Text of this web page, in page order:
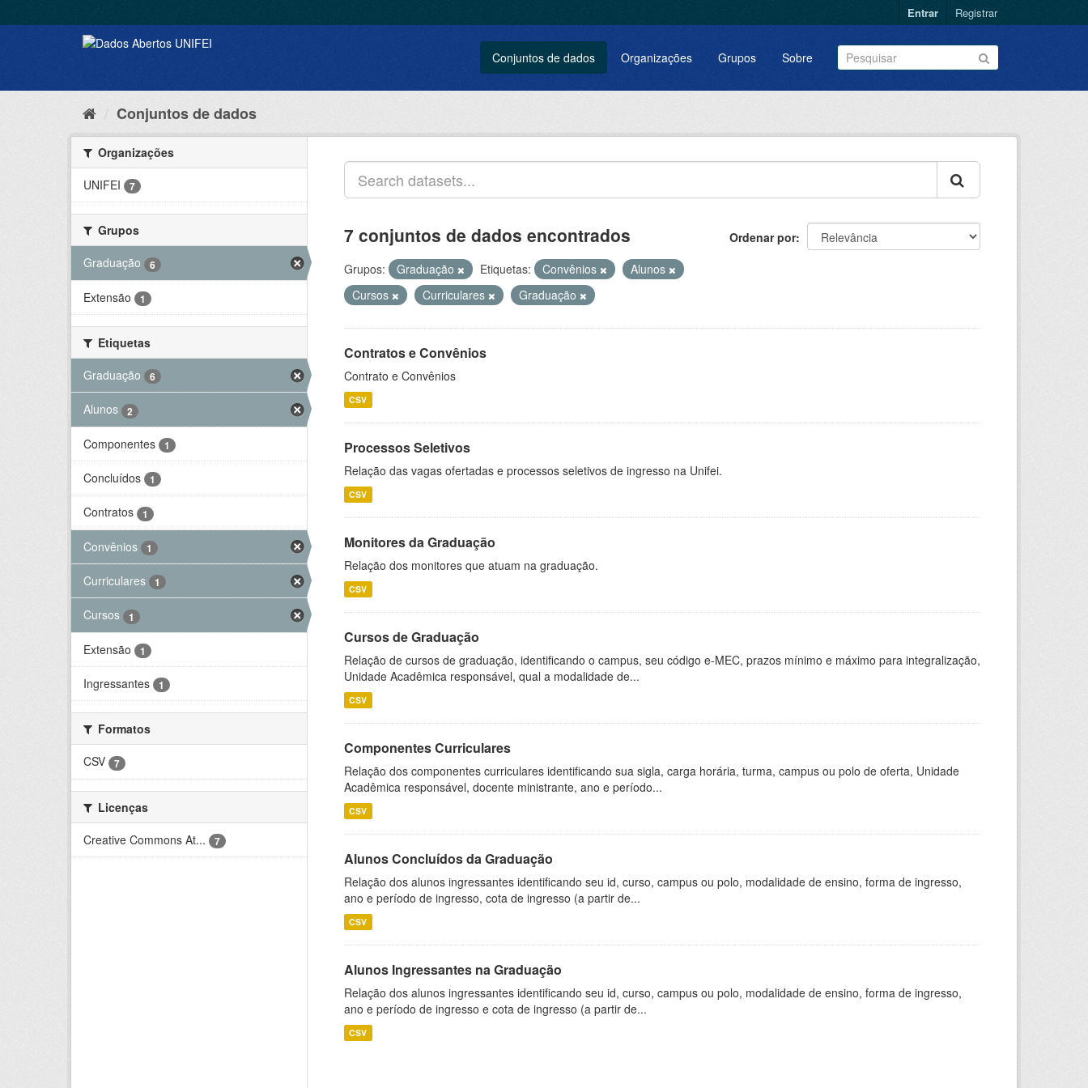
Entrar Registrar
Conjuntos de dados Organizações Grupos Sobre
Conjuntos de dados
Organizações
UNIFEI
7
Grupos
Graduação
6
Extensão 1
Etiquetas
Graduação
6
Alunos 2
Componentes 1
Concluídos 1
Contratos 1
Convênios 1
Curriculares 1
Cursos 1
Extensão 1
Ingressantes 1
Formatos
CSV
7
Licenças
Creative Commons At...
7
Ordenar por
7 conjuntos de dados encontrados
Grupos: Graduação Etiquetas: Convênios
Alunos
Cursos
Curriculares Graduação
Contratos e Convênios
Contrato e Convênios
CSV
Processos Seletivos
Relação das vagas ofertadas e processos seletivos de ingresso na Unifei.
CSV
Monitores da Graduação
Relação dos monitores que atuam na graduação.
CSV
Cursos de Graduação
Relação de cursos de graduação, identificando o campus, seu código e-MEC, prazos mínimo e máximo para integralização,
Unidade Acadêmica responsável, qual a modalidade de...
CSV
Componentes Curriculares
Relação dos componentes curriculares identificando sua sigla, carga horária, turma, campus ou polo de oferta, Unidade
Acadêmica responsável, docente ministrante, ano e período...
CSV
Alunos Concluídos da Graduação
Relação dos alunos ingressantes identificando seu id, curso, campus ou polo, modalidade de ensino, forma de ingresso,
ano e período de ingresso, cota de ingresso (a partir de...
CSV
Alunos Ingressantes na Graduação
Relação dos alunos ingressantes identificando seu id, curso, campus ou polo, modalidade de ensino, forma de ingresso,
ano e período de ingresso e cota de ingresso (a partir de...
CSV